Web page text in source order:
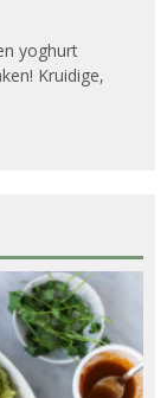
yoghurt
Kruidige,